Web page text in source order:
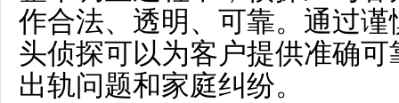
作合法、透明、可靠。通过
头侦探可以为客户提供准确
出轨问题和家庭纠纷。